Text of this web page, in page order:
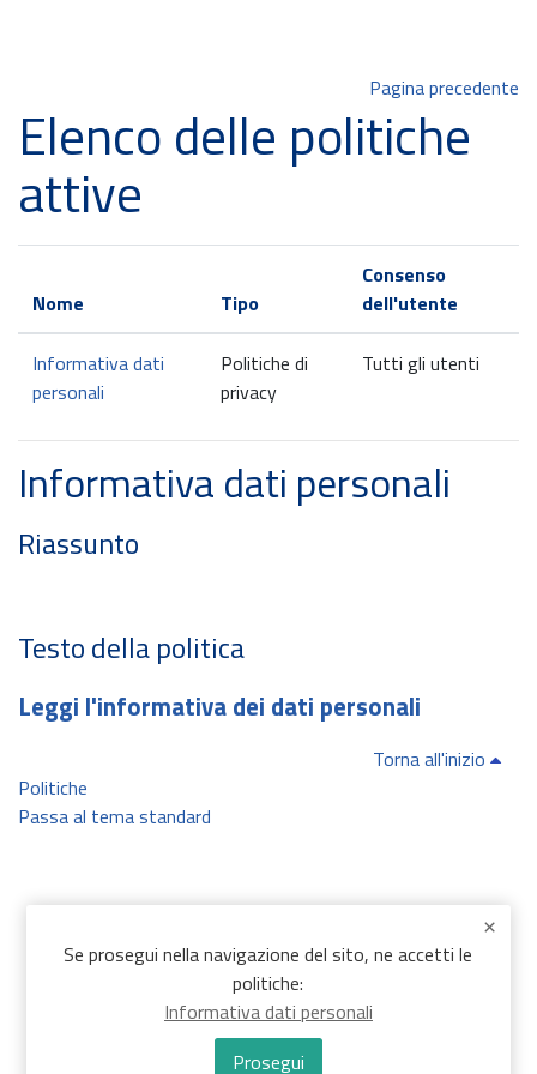
Pagina precedente
Elenco delle politiche
attive
Nome Tipo
Consenso
dell'utente
Informativa dati
personali
Politiche di
privacy
Tutti gli utenti
Informativa dati personali
Riassunto
Testo della politica
Leggi l'informativa dei dati personali
Torna all'inizio
Politiche
Passa al tema standard
Se prosegui nella navigazione del sito, ne accetti le
politiche:
Informativa dati personali
Prosegui